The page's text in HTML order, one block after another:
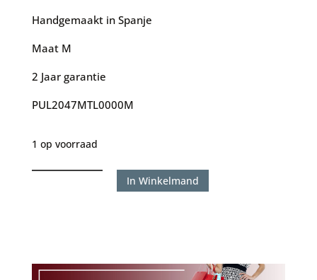
Handgemaakt in Spanje
Maat M
2 Jaar garantie
PUL2047MTL0000M
1 op voorraad
Two
In Winkelmand